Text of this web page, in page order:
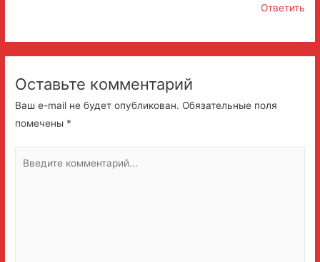
Ответить
Оставьте комментарий
Ваш e-mail не будет опубликован. Обязательные поля
помечены *